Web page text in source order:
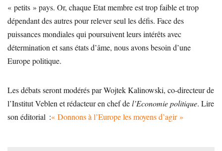
« petits » pays. Or, chaque Etat membre est trop faible et trop
dépendant des autres pour relever seul les défis. Face des
puissances mondiales qui poursuivent leurs intérêts avec
détermination et sans états d’âme, nous avons besoin d’une
Europe politique.
Les débats seront modérés par Wojtek Kalinowski, co-directeur de
l’Institut Veblen et rédacteur en chef del’Economie politique. Lire
son éditorial :« Donnons à l’Europe les moyens d’agir »